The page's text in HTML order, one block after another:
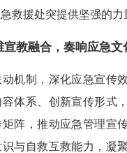
救援处突提供坚强的力
宣教融合，奏响应急文
制，深化应急宣传效
体系、创新宣传形式
阵，推动应急管理宣
与自救互救能力，凝